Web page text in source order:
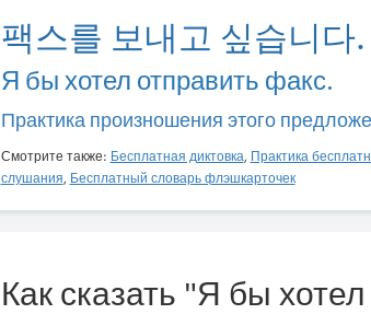
팩스를 보내고 싶습니다.
Я бы хотел отправить факс.
Практика произношения этого
Смотрите также: Бесплатная диктовка, Практика
слушания, Бесплатный словарь флэшкарточек
Как сказать "Я бы